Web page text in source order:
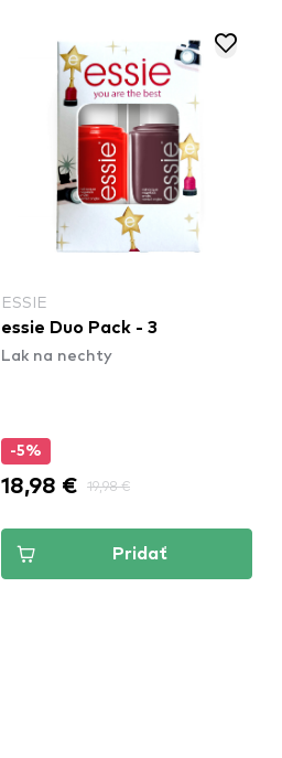
ESSIE
essie Duo Pack - 3
Lak na nechty
-5%
18,98 € 19,98 €
Pridať